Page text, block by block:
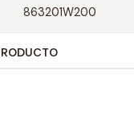
863201W200